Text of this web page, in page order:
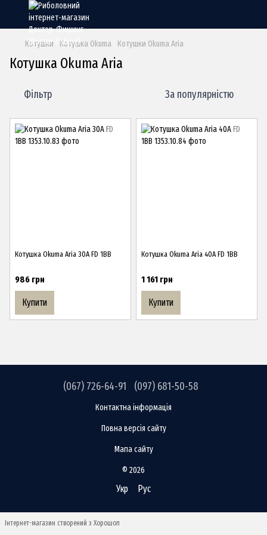
Котушки Котушка Okuma Котушки Okuma Aria
Котушка Okuma Aria
Фільтр За популярністю
Котушка Okuma Aria 30A FD 1BB
986 грн
Купити
Котушка Okuma Aria 40A FD 1BB
1 161 грн
Купити
(067) 726-64-91 (097) 681-50-58
Контактна інформація
Повна версія сайту
Мапа сайту
© 2026
Укр Рус
Інтернет-магазин створений з Хорошоп